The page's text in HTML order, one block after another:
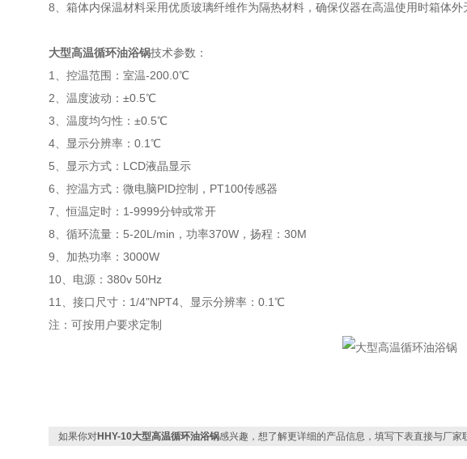
8 、箱体内保温材料采用优质玻璃纤维作为隔热材料，确保仪器在高温使用时箱体
大型高温循环油浴锅技术参数：
1
、控温范围：室温-200.0℃
2 、温度波动：±0.5℃
3 、温度均匀性：±0.5℃
4 、显示分辨率： 0.1℃
5 、显示方式： LCD液晶显示
6 、控温方式：微电脑PID控制， PT100传感器
7 、恒温定时： 1-9999分钟或常开
8
循环流量： 5-20L/min ，功率370W ，扬程： 30M
9 、加热功率： 3000W
10 、电源： 380v 50Hz
11
、接口尺寸： 1/4"NPT4 、显示分辨率： 0.1℃
注：可按用户要求定制
如果你对HHY-10大型高温循环油浴锅感兴趣，想了解更详细的产品信息，填写下表直接与厂家